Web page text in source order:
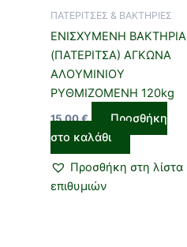
ΠΑΤΕΡΙΤΣΕΣ & ΒΑΚΤΗΡΙΕΣ
ΕΝΙΣΧΥΜΕΝΗ ΒΑΚΤΗΡΙΑ
(ΠΑΤΕΡΙΤΣΑ) ΑΓΚΩΝΑ
ΑΛΟΥΜΙΝΙΟΥ
ΡΥΘΜΙΖΟΜΕΝΗ 120kg
15,00€
Προσθήκη
στο καλάθι
Προσθήκη στη λίστα
επιθυμιών